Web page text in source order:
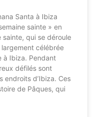
Santa à Ibiza
sainte » en
sainte, qui se déroule
célébrée
à Ibiza. Pendant
défilés sont
endroits d’Ibiza. Ces
de Pâques, qui